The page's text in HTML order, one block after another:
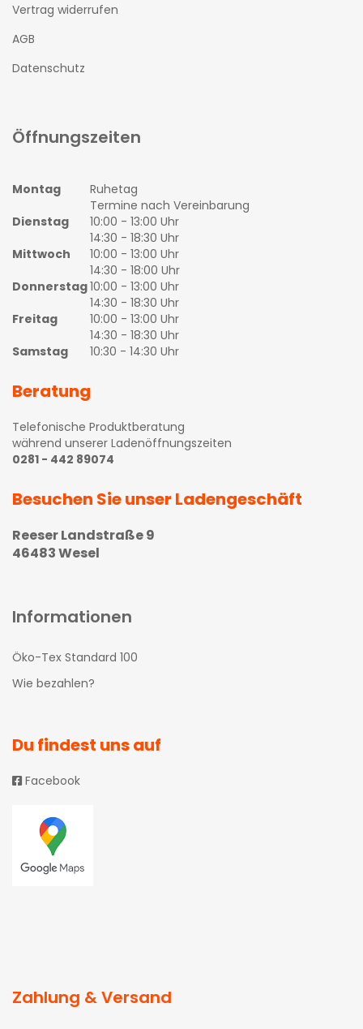
Vertrag widerrufen
AGB
Datenschutz
Öffnungszeiten
Montag
Ruhetag
Termine nach Vereinbarung
Dienstag
10:00 - 13:00 Uhr
14:30 - 18:30 Uhr
Mittwoch
10:00 - 13:00 Uhr
14:30 - 18:00 Uhr
Donnerstag10:00 - 13:00 Uhr
14:30 - 18:30 Uhr
Freitag
10:00 - 13:00 Uhr
14:30 - 18:30 Uhr
Samstag
10:30 - 14:30 Uhr
Beratung
Telefonische Produktberatung
während unserer Ladenöffnungszeiten
0281 - 442 89074
Besuchen Sie unser Ladengeschäft
Reeser Landstraße 9
46483 Wesel
Informationen
Öko-Tex Standard 100
Wie bezahlen?
Du findest uns auf
Facebook
Zahlung & Versand